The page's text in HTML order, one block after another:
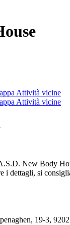
Attività vicine
Attività vicine
New Body
i dettagli, si
19-3,